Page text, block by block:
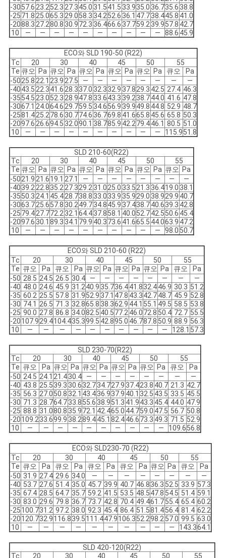
-3057.623.252.327.345.0 31.541.5 33.935.0 36.735.6 38.8
-2571.825.065.329.058.3 34.252.6 36.1 47.738.445.8 41.0
-2088.327.280.8 30.972.3 36.466.6 37.759.239.957.8 42.7
10
― ― ― ― ― ― ― ― ― ― 88.6 45.9
ECO와 SLD 190-50 (R22)
Tc
20 30 40 45 50
55
Te 큐오 Pa 큐오 Pa 큐오 Pa 큐오 Pa 큐오 Pa 큐오
Pa
-5025.822.1 23.927.5 ― ― ― ― ― ― ―
―
-4043.522.341.628.337.0 32.332.9 37.829.3 42.5 27.4 46.3
-3554.523.052.328.947.8 33.643.3 39.238.744.0 41.6 47.8
-3067.1 24.064.629.759.5 34.656.9 39.949.8 44.8 52.9 48.7
-2581.425.278.6 30.774.6 36.769.8 41.665.8 45.6 65.8 50.3
-2097.626.694.5 32.090.1 38.785.9 42.279.446.1 80.5 51.0
10
― ― ― ― ― ― ― ― ― ― 115.951.8
SLD 210-60(R22)
Tc
20 30 40 45 50
55
Te 큐오 Pa 큐오 Pa 큐오 Pa 큐오 Pa 큐오 Pa 큐오 Pa
-5021.921.619.1 27.1 ― ― ― ― ― ― ―
―
-4039.222.835.227.329.231.025.0 33.521.3 36.419.0 38.1
-3550.324.1 45.428.738.8 33.033.9 35.929.0 38.929.9 40.7
-3063.725.657.8 30.249.734.845.9 37.438.740.639.3 42.8
-2579.427.772.232.1 64.437.858.1 40.052.742.550.6 45.4
-2097.6 30.1 89.3 34.1 79.9 40.373.6 41.665.5 44.063.9 47.2
10
― ― ― ― ― ― ― ― ― ― 98.0 50.7
ECO와 SLD 210-60 (R22)
Tc
20 30 40 45 50
55
Te 큐오 Pa 큐오 Pa 큐오 Pa 큐오 Pa 큐오 Pa 큐오
Pa
-50 28.5 24.5 26.5 30.4 ― ― ― ― ― ― ―
―
-40 48.0 24.6 45.9 31.240.9 35.736.441.832.446.9 30.3 51.2
-35 60.2 25.5 57.8 31.952.9 37.1 47.8 43.342.748.7 45.9 52.8
-30 74.1 26.5 71.3 32.865.8 38.362.9 44.1 55.1 49.5 58.5 53.8
-25 90.0 27.8 86.8 34.082.5 40.577.246.072.8 50.4 72.7 55.5
-20107.929.4104.435.399.5 42.895.0 46.787.8 50.9 88.9 56.3
10
― ― ― ― ― ― ― ― ― ― 128.1 57.3
SLD 230-70(R22)
Tc
20 30 40 45 50
55
Te 큐오 Pa 큐오 Pa 큐오 Pa 큐오 Pa 큐오 Pa 큐오
Pa
-50 24.5 24.1 21.430.4 ― ― ― ― ― ― ―
―
-40 43.8 25.539.3 30.632.734.727.9 37.423.8 40.7 21.3 42.7
-35 56.3 27.050.8 32.1 43.436.937.9 40.1 32.5 43.5 33.5 45.5
-30 71.3 28.764.733.855.6 38.951.3 41.943.3 45.4 44.0 47.9
-25 88.8 31.080.8 35.972.1 42.465.0 44.759.0 47.5 56.7 50.8
-20109.233.699.9 38.289.445.1 82.446.673.3 49.3 71.5 52.9
10
― ― ― ― ― ― ― ― ― ― 109.656.8
ECO와 SLD230-70 (R22)
Tc
20 30 40 45 50
55
Te 큐오 Pa 큐오 Pa 큐오 Pa 큐오 Pa 큐오 Pa 큐오
Pa
-50 31.9 27.4 29.6 34.0 ― ― ― ― ― ― ―
―
-40 53.7 27.6 51.4 35.0 45.7 39.9 40.7 46.836.3 52.5 33.9 57.3
-35 67.4 28.5 64.7 35.7 59.2 41.5 53.5 48.547.8 54.5 51.4 59.1
-30 83.0 29.6 79.8 36.7 73.7 42.8 70.4 49.461.755.4 65.4 60.2
-25100.731.2 97.2 38.0 92.3 45.4 86.4 51.581.456.4 81.4 62.2
-20120.732.9116.839.5111.447.9106.352.298.257.0 99.5 63.0
10
― ― ― ― ― ― ― ― ― ― 143.364.1
SLD 420-120(R22)
Tc
20 30 40 45 50
55